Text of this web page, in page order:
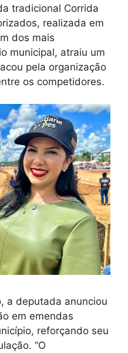
tradicional Corrida
realizada em
dos mais
municipal, atraiu um
pela organização
os competidores.
a deputada anunciou
em emendas
reforçando seu
“O